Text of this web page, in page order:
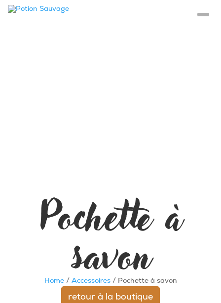
Pochette à
savon
Home/ Accessoires/ Pochette à savon
retour à la boutique